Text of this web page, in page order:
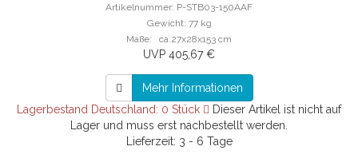
Artikelnummer: P-STB03-150AAF
Gewicht: 77 kg
Maße: ca.27x28x153 cm
UVP 405,67 €
Mehr Informationen
Lagerbestand Deutschland: 0 Stück
Dieser Artikel ist nicht auf
Lager und muss erst nachbestellt werden.
Lieferzeit: 3 - 6 Tage